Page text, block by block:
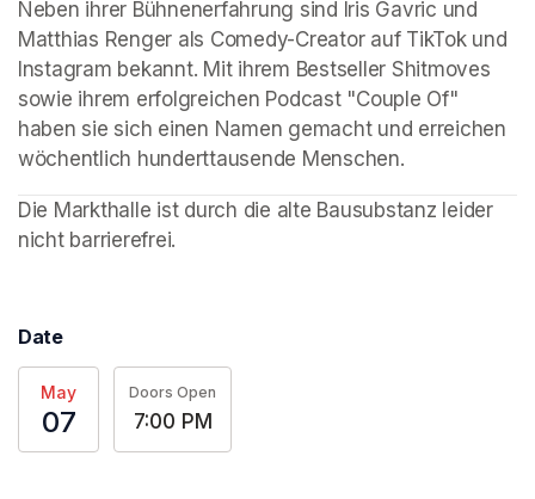
Neben ihrer Bühnenerfahrung sind Iris Gavric und
Matthias Renger als Comedy-Creator auf TikTok und
Instagram bekannt. Mit ihrem Bestseller Shitmoves
sowie ihrem erfolgreichen Podcast "Couple Of"
haben sie sich einen Namen gemacht und erreichen
wöchentlich hunderttausende Menschen.
Die Markthalle ist durch die alte Bausubstanz leider
nicht barrierefrei.
Date
May
07
Doors Open
7:00 PM